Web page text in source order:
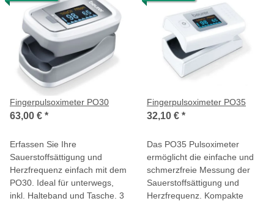
Fingerpulsoximeter PO30
63,00 € *
Erfassen Sie Ihre
Sauerstoffsättigung und
Herzfrequenz einfach mit dem
PO30. Ideal für unterwegs,
inkl. Halteband und Tasche. 3
Fingerpulsoximeter PO35
32,10 € *
Das PO35 Pulsoximeter
ermöglicht die einfache und
schmerzfreie Messung der
Sauerstoffsättigung und
Herzfrequenz. Kompakte